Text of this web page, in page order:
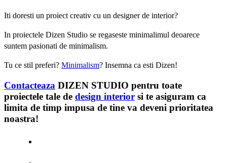
Iti doresti un proiect creativ cu un designer de interior?
In proiectele Dizen Studio se regaseste minimalimul deoarece
suntem pasionati de minimalism.
Tu ce stil preferi? Minimalism? Insemna ca esti Dizen!
Contacteaza DIZEN STUDIO pentru toate
proiectele tale de design interior si te asiguram ca
limita de timp impusa de tine va deveni prioritatea
noastra!